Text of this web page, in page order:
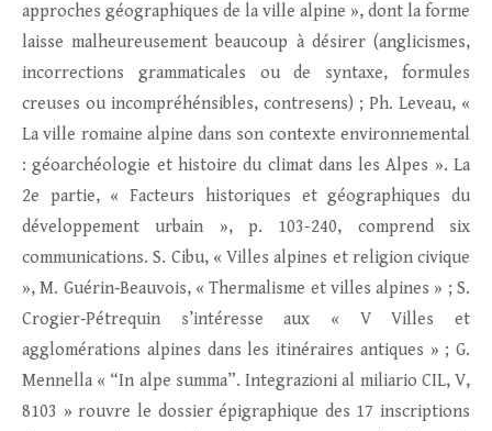
approches géographiques de la ville alpine », dont la forme
laisse malheureusement beaucoup à désirer (anglicismes,
incorrections grammaticales ou de syntaxe, formules
creuses ou incompréhénsibles, contresens) ; Ph. Leveau, «
La ville romaine alpine dans son contexte environnemental
: géoarchéologie et histoire du climat dans les Alpes ». La
2e partie, « Facteurs historiques et géographiques du
développement urbain », p. 103-240, comprend six
communications. S. Cibu, « Villes alpines et religion civique
», M. Guérin‑Beauvois, « Thermalisme et villes alpines » ; S.
Crogier‑Pétrequin s’intéresse aux « V Villes et
agglomérations alpines dans les itinéraires antiques » ; G.
Mennella « “In alpe summa”. Integrazioni al miliario CIL, V,
8103 » rouvre le dossier épigraphique des 17 inscriptions